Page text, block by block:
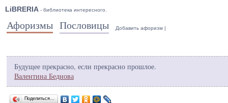
LiBRERIA - библиотека интересного.
Афоризмы Пословицы Добавить афоризм |
Будущее прекрасно, если прекрасно прошлое.
Валентина Беднова
Поделиться…